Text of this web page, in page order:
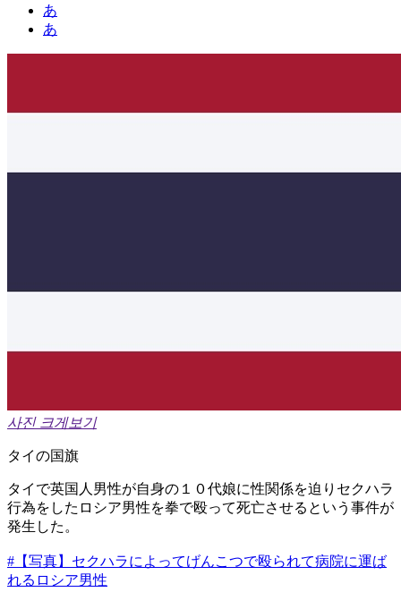
あ
あ
사진 크게보기
タイの国旗
タイで英国人男性が自身の１０代娘に性関係を迫りセクハラ
行為をしたロシア男性を拳で殴って死亡させるという事件が
発生した。
#【写真】セクハラによってげんこつで殴られて病院に運ば
れるロシア男性